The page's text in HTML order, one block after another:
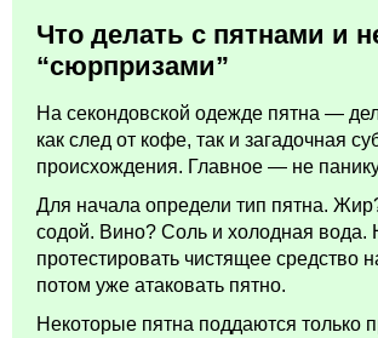
Что делать с пятнами и
“сюрпризами”
На секондовской одежде пятна —
как след от кофе, так и загадочная
происхождения. Главное — не
Для начала определи тип пятна.
содой. Вино? Соль и холодная вода.
протестировать чистящее средство
потом уже атаковать пятно.
Некоторые пятна поддаются только